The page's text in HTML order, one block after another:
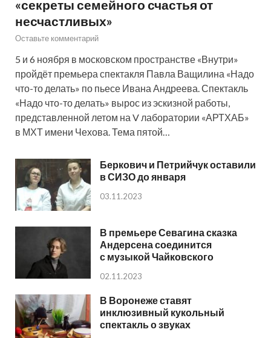
«секреты семейного счастья от
несчастливых»
Оставьте комментарий
5 и 6 ноября в московском пространстве «Внутри»
пройдёт премьера спектакля Павла Ващилина «Надо
что-то делать» по пьесе Ивана Андреева. Спектакль
«Надо что-то делать» вырос из эскизной работы,
представленной летом на V лаборатории «АРТХАБ»
в МХТ имени Чехова. Тема пятой…
Беркович и Петрийчук оставили
в СИЗО до января
03.11.2023
В премьере Севагина сказка
Андерсена соединится
с музыкой Чайковского
02.11.2023
В Воронеже ставят
инклюзивный кукольный
спектакль о звуках